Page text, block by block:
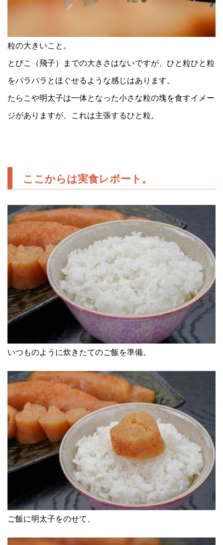
粒の大きいこと。
とびこ（飛子）までの大きさはないですが、ひと粒ひと粒
をパラパラとほぐせるような感じはあります。
たらこや明太子は一体となった小さな粒の塊を食すイメー
ジがありますが、これは主張するひと粒。
ここからは実食レポート。
いつものように炊きたてのご飯を準備。
ご飯に明太子をのせて、